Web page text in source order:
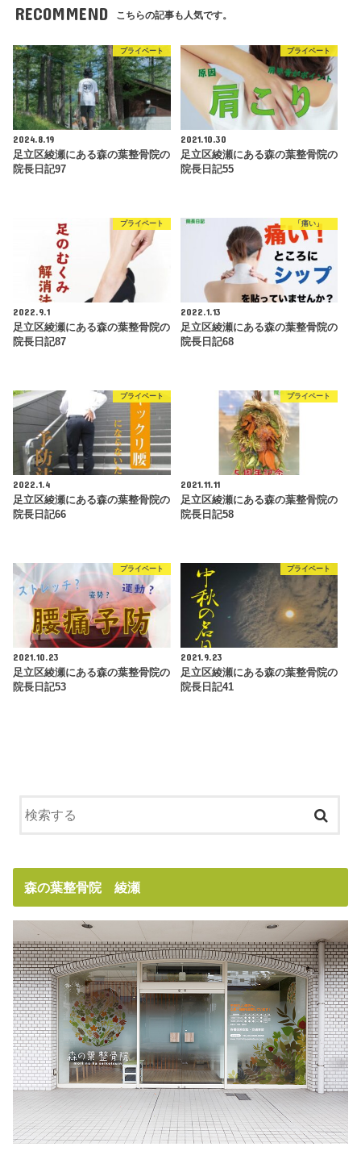
RECOMMEND こちらの記事も人気です。
プライベート
2024.8.19
足立区綾瀬にある森の葉整骨院の
院長日記97
プライベート
2021.10.30
足立区綾瀬にある森の葉整骨院の
院長日記55
プライベート
2022.9.1
足立区綾瀬にある森の葉整骨院の
院長日記87
「痛い」
2022.1.13
足立区綾瀬にある森の葉整骨院の
院長日記68
プライベート
2022.1.4
足立区綾瀬にある森の葉整骨院の
院長日記66
プライベート
2021.11.11
足立区綾瀬にある森の葉整骨院の
院長日記58
プライベート
2021.10.23
足立区綾瀬にある森の葉整骨院の
院長日記53
プライベート
2021.9.23
足立区綾瀬にある森の葉整骨院の
院長日記41
森の葉整骨院 綾瀬